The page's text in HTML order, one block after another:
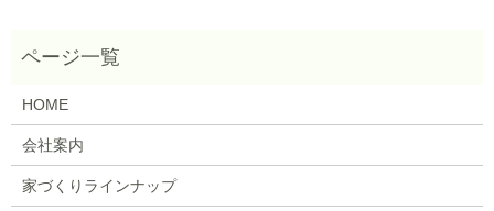
HOME
会社案内
家づくりラインナップ